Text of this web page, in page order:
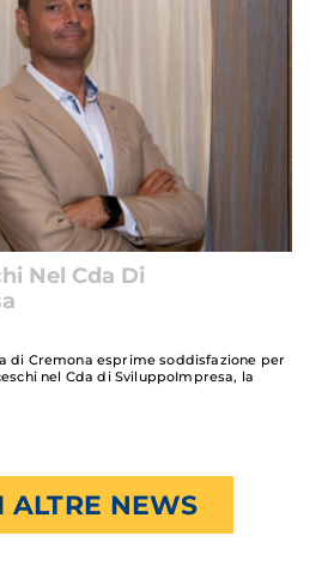
Nel Cda Di
di Cremona esprime soddisfazione per
nel Cda di SviluppoImpresa, la
ALTRE NEWS